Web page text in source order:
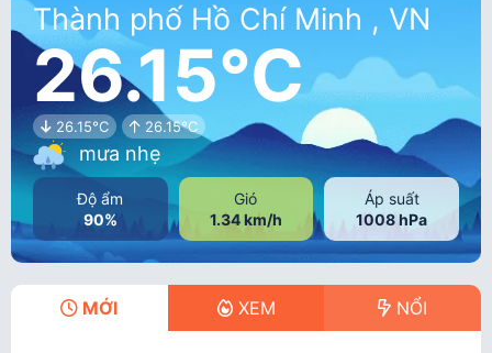
Thành phố Hồ Chí Minh , VN
26.15°C
26.15°C 26.15°C
mưa nhẹ
Độ ẩm
90%
Gió
1.34 km/h
Áp suất
1008 hPa
MỚI XEM NỔI